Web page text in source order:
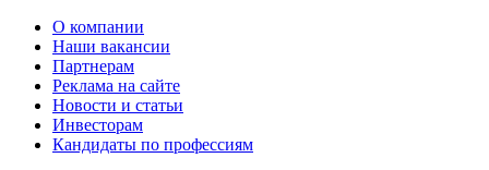
О компании
Наши вакансии
Партнерам
Реклама на сайте
Новости и статьи
Инвесторам
Кандидаты по профессиям